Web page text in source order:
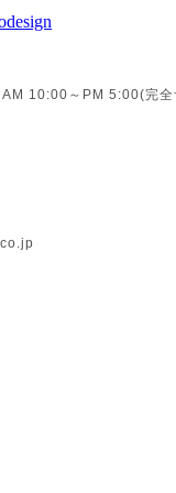
10:00～PM 5:00(完全